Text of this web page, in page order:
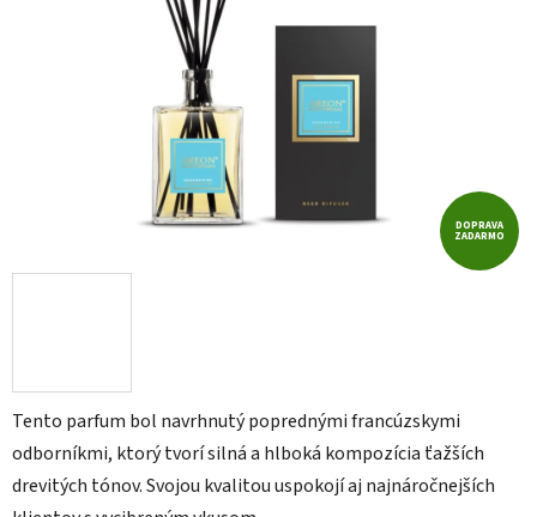
Tento parfum bol navrhnutý poprednými francúzskymi
odborníkmi, ktorý tvorí silná a hlboká kompozícia ťažších
drevitých tónov. Svojou kvalitou uspokojí aj najnáročnejších
DOPRAVA
ZADARMO